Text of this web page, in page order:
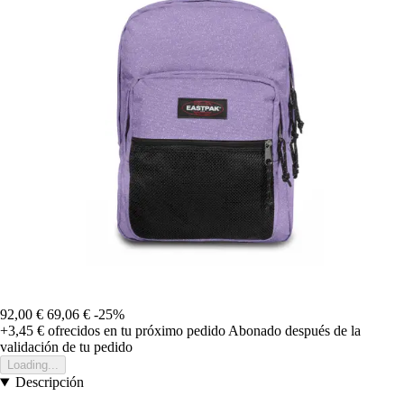
92,00 € 69,06 € -25%
+3,45 € ofrecidos en tu próximo pedido Abonado después de la
validación de tu pedido
Loading...
Descripción